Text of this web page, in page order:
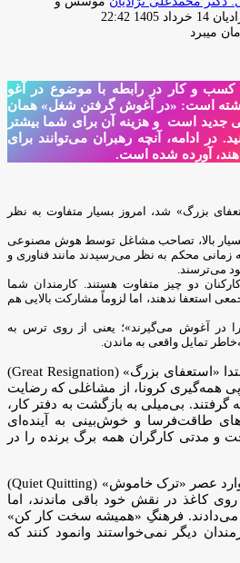
ارسال
ایمیل
14 خرداد 1405 22:42
کسب و کار در رابطه با موضوع در آغو
است: «در آغوش گرفتن شغل» همان
است و هزینه آن برای شما بیشتر
در ادامه، آنچه رهبران می‌توانند برای
آورده شده است.
بزرگ» شد، امروز بسیار متفاوت به نظر
بالا، تصاحب مشاغل توسط هوش مصنوعی
زمانی محکم به نظر می‌رسیدند مانند فناوری و
می‌ترسند.
دو چیز متفاوت هستند. کارمندان شما
استعفا ندهند، اما لزوماً مشارکت بالایی هم
در آغوش می‌گیرند»؛ یعنی از روی ترس به
تمایل واقعی به ماندن.
، ابتدا «استعفای بزرگ» (Great Resignation)
پی همه‌گیری کرونا، از مشاغلی که رضایت
گرفتند. بی‌میلی به بازگشت به دفتر کار،
طاقت‌فرسا و خوش‌بینی به آینده‌ای
و مدتی کارگران همه برگ برنده را در
سپس جزر و مد تغییر کرد و وارد عصر «ترک خاموش» (Quiet Quitting)
کاغذ در نقش خود باقی ماندند، اما
می‌دادند. فرهنگِ «همیشه سخت کار کن»
دیگر نمی‌خواستند وانمود کنند که